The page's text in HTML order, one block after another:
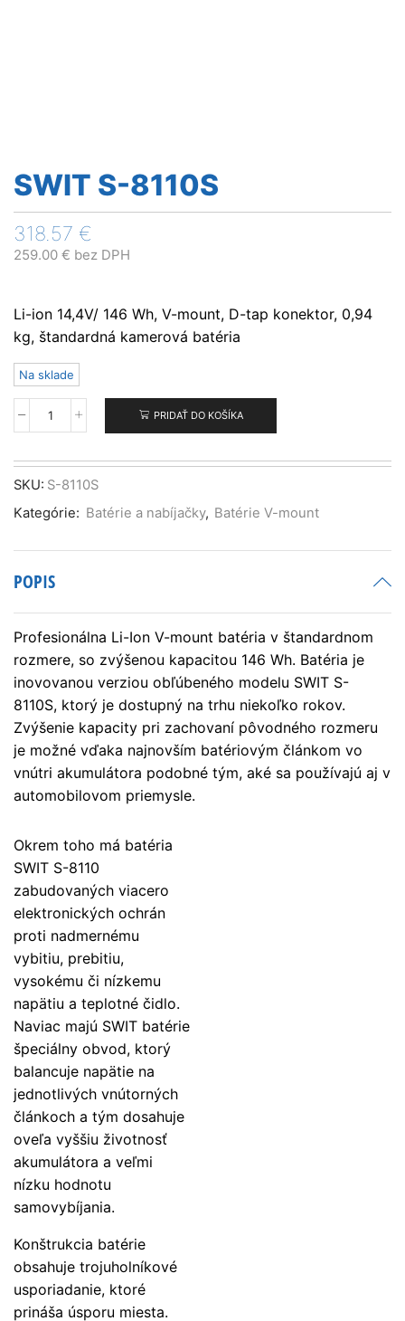
SWIT S-8110S
318.57 €
259.00 € bez DPH
Li-ion 14,4V/ 146 Wh, V-mount, D-tap konektor, 0,94
kg, štandardná kamerová batéria
Na sklade
množstvo
S-
8110S
PRIDAŤ DO KOŠÍKA
SKU: S-8110S
Kategórie: Batérie a nabíjačky, Batérie V-mount
POPIS
Profesionálna Li-Ion V-mount batéria v štandardnom
rozmere, so zvýšenou kapacitou 146 Wh. Batéria je
inovovanou verziou obľúbeného modelu SWIT S-
8110S, ktorý je dostupný na trhu niekoľko rokov.
Zvýšenie kapacity pri zachovaní pôvodného rozmeru
je možné vďaka najnovším batériovým článkom vo
vnútri akumulátora podobné tým, aké sa používajú aj v
automobilovom priemysle.
Okrem toho má batéria
SWIT S-8110
zabudovaných viacero
elektronických ochrán
proti nadmernému
vybitiu, prebitiu,
vysokému či nízkemu
napätiu a teplotné čidlo.
Naviac majú SWIT batérie
špeciálny obvod, ktorý
balancuje napätie na
jednotlivých vnútorných
článkoch a tým dosahuje
oveľa vyššiu životnosť
akumulátora a veľmi
nízku hodnotu
samovybíjania.
Konštrukcia batérie
obsahuje trojuholníkové
usporiadanie, ktoré
prináša úsporu miesta.